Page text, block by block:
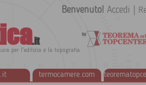
.it
per l'edilizia e la topografia
termocamere.com
Benvenuto! Accedi